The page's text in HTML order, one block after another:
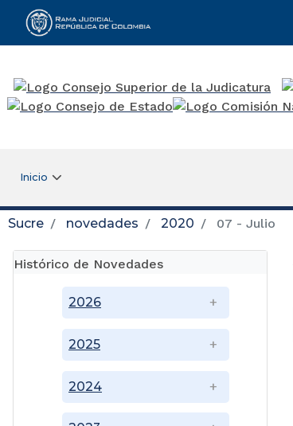
Rama Judicial
Inicio
Sucre novedades 2020 07 - Julio
Histórico de Novedades
2024
2025
2026